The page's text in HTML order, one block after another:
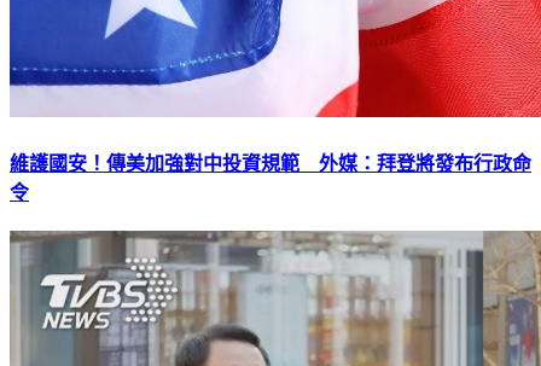
維護國安！傳美加強對中投資規範 外媒：拜登將發布行政命
令